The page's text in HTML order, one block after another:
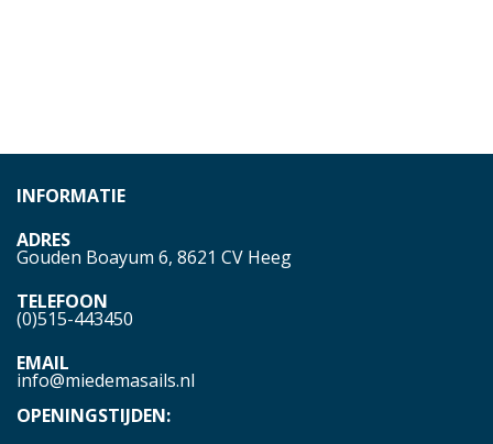
INFORMATIE
ADRES
Gouden Boayum 6, 8621 CV Heeg
TELEFOON
(0)515-443450
EMAIL
info@miedemasails.nl
OPENINGSTIJDEN: